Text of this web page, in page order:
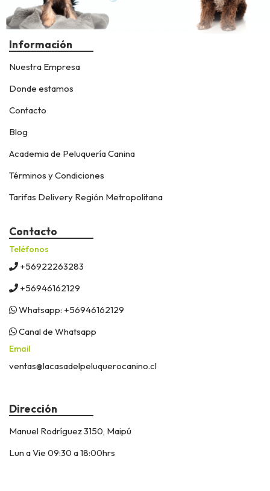
Información
Nuestra Empresa
Donde estamos
Contacto
Blog
Academia de Peluquería Canina
Términos y Condiciones
Tarifas Delivery Región Metropolitana
Contacto
Teléfonos
+56922263283
+56946162129
Whatsapp: +56946162129
Canal de Whatsapp
Email
ventas@lacasadelpeluquerocanino.cl
Dirección
Manuel Rodríguez 3150, Maipú
Lun a Vie 09:30 a 18:00hrs